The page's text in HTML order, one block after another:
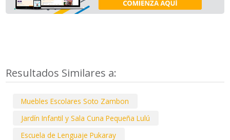
Resultados Similares a:
Muebles Escolares Soto Zambon
Jardín Infantil y Sala Cuna Pequeña Lulú
Escuela de Lenguaje Pukaray